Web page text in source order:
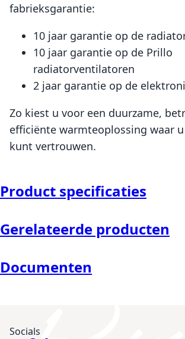
fabrieksgarantie:
10 jaar garantie op de
10 jaar garantie op de Prillo
radiatorventilatoren
2 jaar garantie op de
Zo kiest u voor een duurzame,
efficiënte warmteoplossing waar
kunt vertrouwen.
Product specificaties
Gerelateerde producten
Documenten
Socials